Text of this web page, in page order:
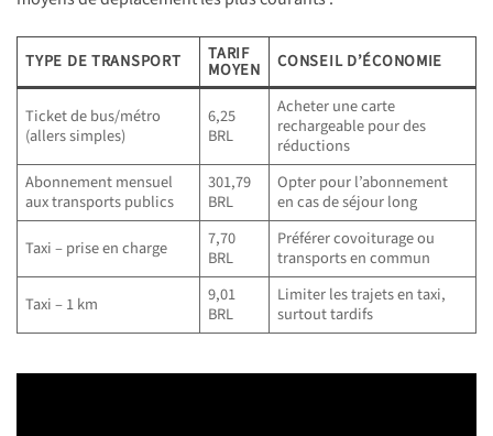
TYPE DE TRANSPORT TARIF
MOYEN CONSEIL D’ÉCONOMIE
Ticket de bus/métro
(allers simples)
6,25
BRL
Acheter une carte
rechargeable pour des
réductions
Abonnement mensuel
aux transports publics
301,79
BRL
Opter pour l’abonnement
en cas de séjour long
Taxi – prise en charge
7,70
BRL
Préférer covoiturage ou
transports en commun
Taxi – 1 km
9,01
BRL
Limiter les trajets en taxi,
surtout tardifs